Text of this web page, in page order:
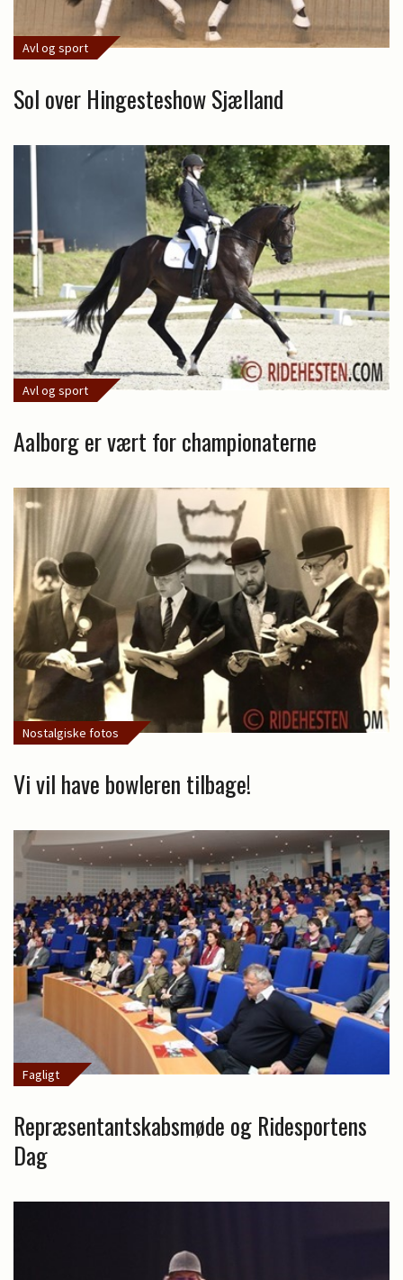
Avl og sport
Sol over Hingesteshow Sjælland
Avl og sport
Aalborg er vært for championaterne
Nostalgiske fotos
Vi vil have bowleren tilbage!
Fagligt
Repræsentantskabsmøde og Ridesportens
Dag